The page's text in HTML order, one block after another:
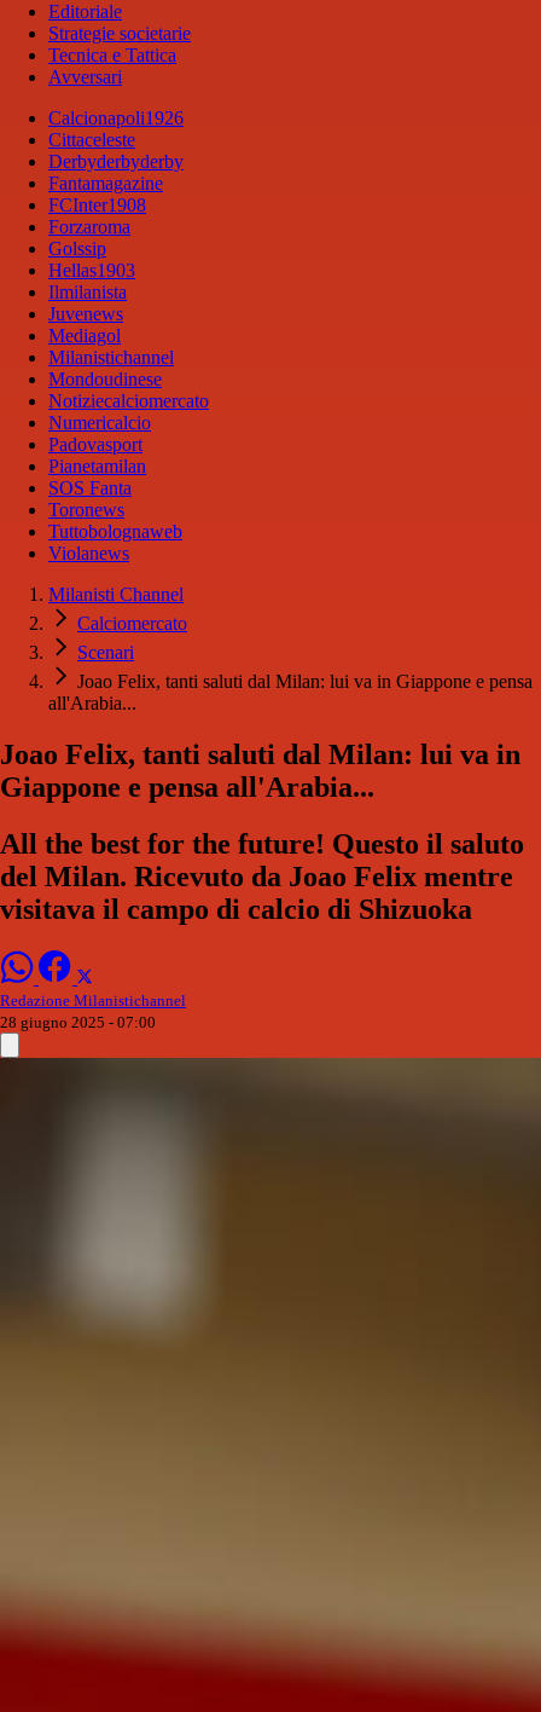
Editoriale
Strategie societarie
Tecnica e Tattica
Avversari
Calcionapoli1926
Cittaceleste
Derbyderbyderby
Fantamagazine
FCInter1908
Forzaroma
Golssip
Hellas1903
Ilmilanista
Juvenews
Mediagol
Milanistichannel
Mondoudinese
Notiziecalciomercato
Numericalcio
Padovasport
Pianetamilan
SOS Fanta
Toronews
Tuttobolognaweb
Violanews
Milanisti Channel
Calciomercato
Scenari
Joao Felix, tanti saluti dal Milan: lui va in Giappone e pensa
all'Arabia...
Joao Felix, tanti saluti dal Milan: lui va in
Giappone e pensa all'Arabia...
All the best for the future! Questo il saluto
del Milan. Ricevuto da Joao Felix mentre
visitava il campo di calcio di Shizuoka
Redazione Milanistichannel
28 giugno 2025 - 07:00